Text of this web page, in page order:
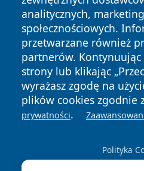
analitycznych,
społecznościowych.
przetwarzane również
partnerów. Kontynuując
strony lub klikając
wyrażasz zgodę na
plików cookies zgodnie
prywatności.
Polityka
Copyright © 2026 mojzgierz.pl
News Autorzy
Polityka